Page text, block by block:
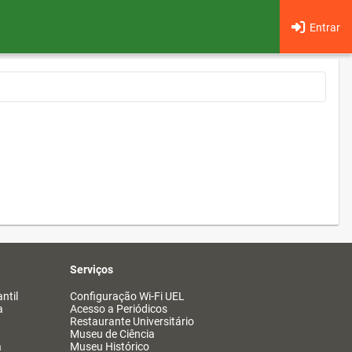
Entrar
Serviços
Configuração Wi-Fi UEL
Acesso a Periódicos
Restaurante Universitário
Museu de Ciência
Museu Histórico